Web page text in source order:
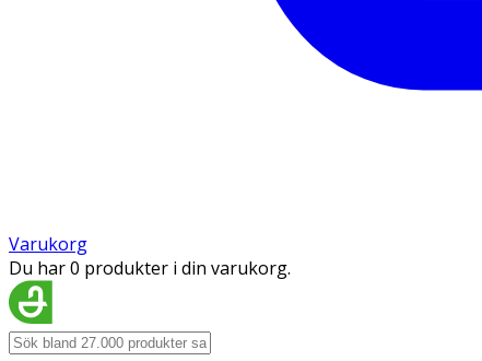
Varukorg
Du har 0 produkter i din varukorg.